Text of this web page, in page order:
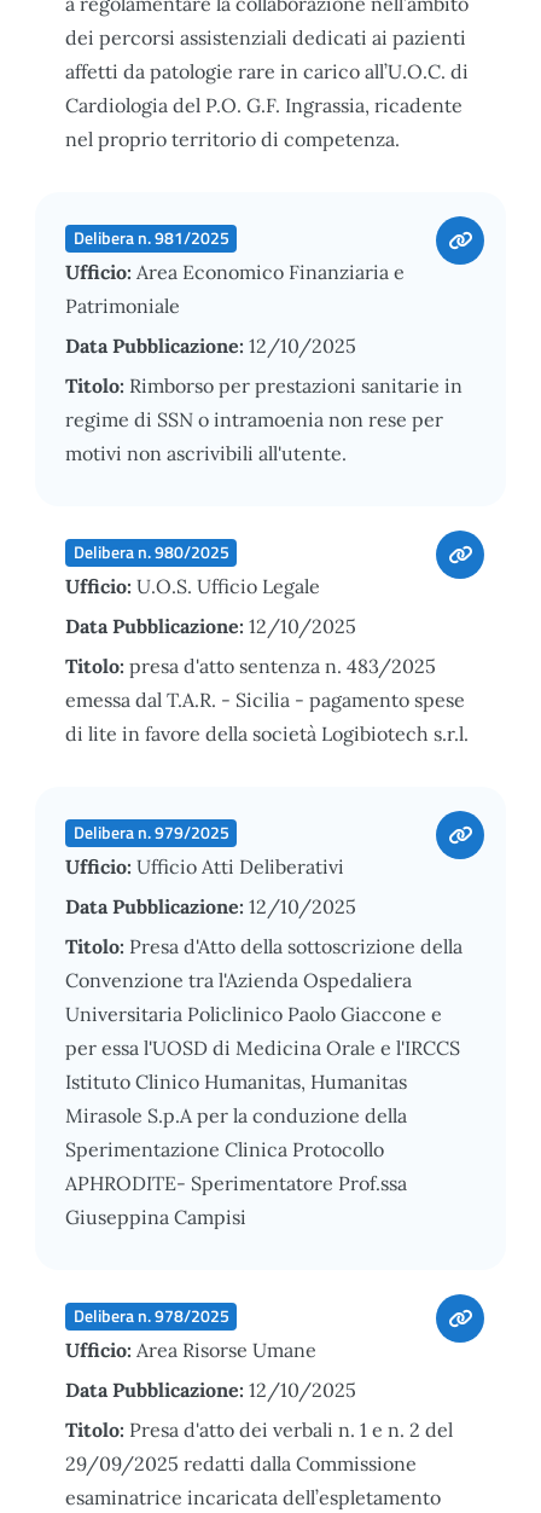
dei percorsi assistenziali dedicati ai pazienti
affetti da patologie rare in carico all’U.O.C. di
Cardiologia del P.O. G.F. Ingrassia, ricadente
nel proprio territorio di competenza.
Delibera n. 981/2025
Ufficio: Area Economico Finanziaria e
Patrimoniale
Data Pubblicazione: 12/10/2025
Titolo: Rimborso per prestazioni sanitarie in
regime di SSN o intramoenia non rese per
motivi non ascrivibili all'utente.
Delibera n. 980/2025
Ufficio: U.O.S. Ufficio Legale
Data Pubblicazione: 12/10/2025
Titolo: presa d'atto sentenza n. 483/2025
emessa dal T.A.R. - Sicilia - pagamento spese
di lite in favore della società Logibiotech s.r.l.
Delibera n. 979/2025
Ufficio: Ufficio Atti Deliberativi
Data Pubblicazione: 12/10/2025
Titolo: Presa d'Atto della sottoscrizione della
Convenzione tra l'Azienda Ospedaliera
Universitaria Policlinico Paolo Giaccone e
per essa l'UOSD di Medicina Orale e l'IRCCS
Istituto Clinico Humanitas, Humanitas
Mirasole S.p.A per la conduzione della
Sperimentazione Clinica Protocollo
APHRODITE- Sperimentatore Prof.ssa
Giuseppina Campisi
Delibera n. 978/2025
Ufficio: Area Risorse Umane
Data Pubblicazione: 12/10/2025
Titolo: Presa d'atto dei verbali n. 1 e n. 2 del
29/09/2025 redatti dalla Commissione
esaminatrice incaricata dell’espletamento